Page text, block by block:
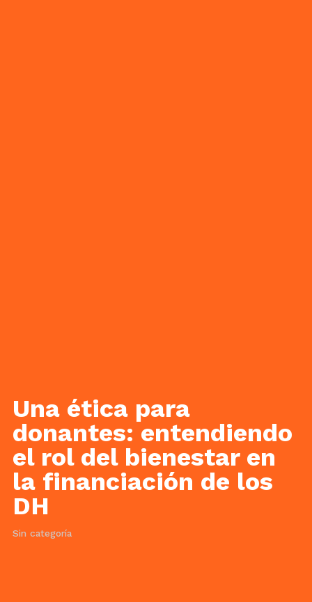
Una ética para
donantes: entendiendo
el rol del bienestar en
la financiación de los
DH
Sin categoría